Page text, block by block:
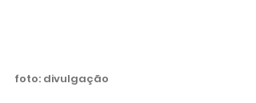
foto: divulgação